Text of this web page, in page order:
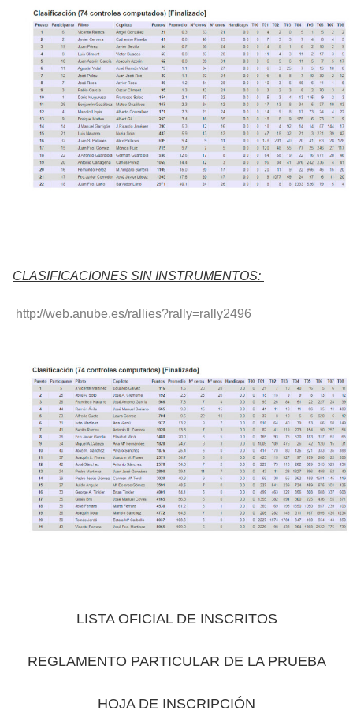
CLASIFICACIONES SIN INSTRUMENTOS:
http://web.anube.es/rallies?rally=rally2496
LISTA OFICIAL DE INSCRITOS
REGLAMENTO PARTICULAR DE LA PRUEBA
HOJA DE INSCRIPCIÓN